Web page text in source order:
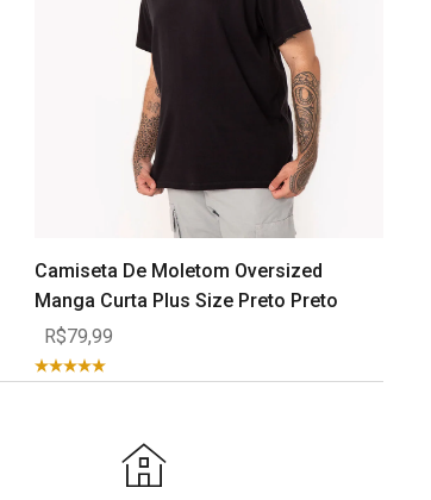
Camiseta De Moletom Oversized
Manga Curta Plus Size Preto Preto
R$79,99